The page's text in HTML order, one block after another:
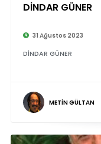
DİNDAR GÜNER
31 Ağustos 2023
DİNDAR GÜNER
METİN GÜLTAN